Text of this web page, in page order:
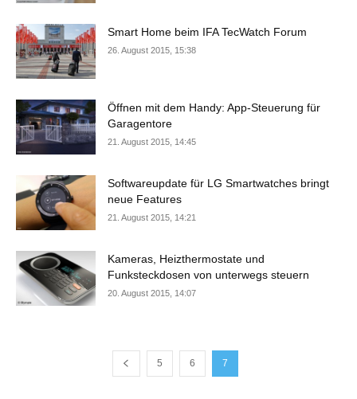
Smart Home beim IFA TecWatch Forum
26. August 2015, 15:38
Öffnen mit dem Handy: App-Steuerung für
Garagentore
21. August 2015, 14:45
Softwareupdate für LG Smartwatches bringt
neue Features
21. August 2015, 14:21
Kameras, Heizthermostate und
Funksteckdosen von unterwegs steuern
20. August 2015, 14:07
5 6 7